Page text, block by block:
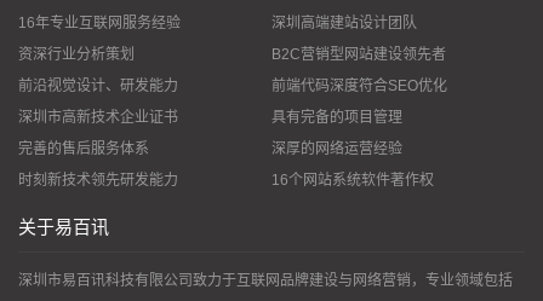
16年专业互联网服务经验
深圳高端建站设计团队
资深行业分析策划
B2C营销型网站建设领先者
前沿视觉设计、研发能力
前端代码深度符合SEO优化
深圳市高新技术企业证书
具有完备的项目管理
完善的售后服务体系
深厚的网络运营经验
时刻新技术领先研发能力
16个网站系统软件著作权
关于易百讯
深圳市易百讯科技有限公司致力于互联网品牌建设与网络营销，专业领域包括